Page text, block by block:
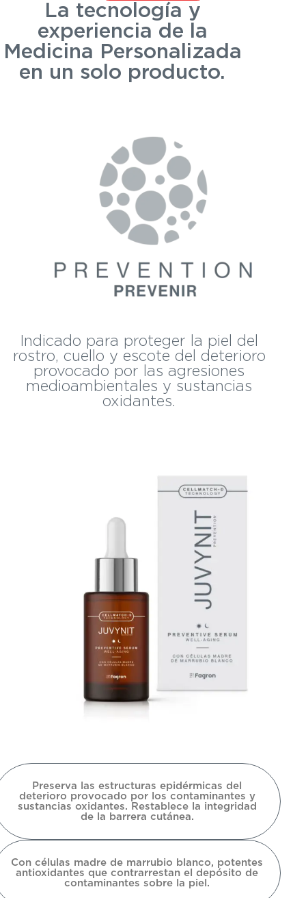
La tecnología y
experiencia de la
Medicina Personalizada
en un solo producto.
Indicado para proteger la piel del
rostro, cuello y escote del deterioro
provocado por las agresiones
medioambientales y sustancias
oxidantes.
Preserva las estructuras epidérmicas del
deterioro provocado por los contaminantes y
sustancias oxidantes. Restablece la integridad
de la barrera cutánea.
Con células madre de marrubio blanco, potentes
antioxidantes que contrarrestan el depósito de
contaminantes sobre la piel.